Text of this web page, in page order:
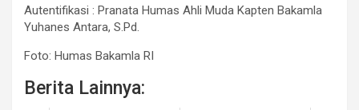
Autentifikasi : Pranata Humas Ahli Muda Kapten Bakamla
Yuhanes Antara, S.Pd.
Foto: Humas Bakamla RI
Berita Lainnya: